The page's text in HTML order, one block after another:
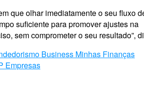
que olhar imediatamente o seu fluxo
suficiente para promover ajustes na
sem comprometer o seu resultado”,
Business Minhas Finanças
Empresas